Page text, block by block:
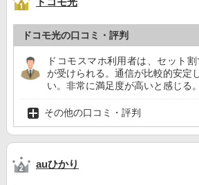
ドコモ光の口コミ・評判
ドコモスマホ利用者は、セット割
が受けられる。通信が比較的安定
い。非常に満足度が高いと感じる
その他の口コミ・評判
auひかり